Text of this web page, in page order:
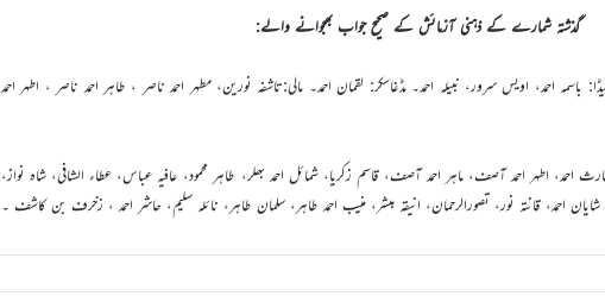
گذشتہ شمارے کے ذہنی آزمائش کے صحیح جواب بھجوانے والے:
احمد، اویس سرور، نبیلہ احمد۔ مڈغاسکر: لقمان احمد۔ مالی:تاشفہ نورین، مطہر احمد ناصر ، طاہر احمد ناصر ، اطہر احمد
احمد، اطہر احمد آصف، ماہر احمد آصف، قاسم زکریا، شمائل احمد بھلر، طاہر محمود، عافیہ عباس، عطاء الشافی، شاہ نواز،
احمد، قانتہ نور، تصورالرحمان، انیقہ مبشر، منیب احمد طاہر، سلمان طاہر، نائلہ سلیم، حاشر احمد ، زخرف بن کاشف ۔